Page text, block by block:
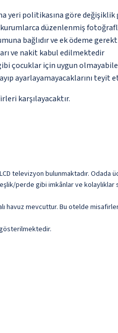
yeri politikasına göre
düzenlenmiş
bağlıdır ve ek ödeme
ve nakit kabul edilmektedir
çocuklar için uygun
ayarlayamayacaklarını teyit
karşılayacaktır.
televizyon bulunmaktadır.
perde gibi imkânlar ve kolaylıklar
havuz mevcuttur. Bu otelde